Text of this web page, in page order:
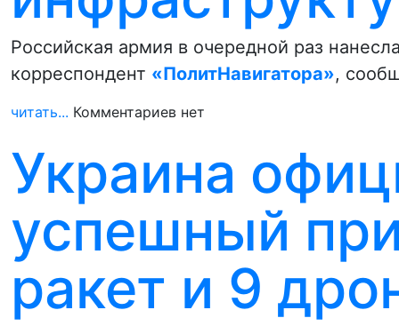
Российская армия в очередной раз
корреспондент «ПолитНавигатора»,
читать... Комментариев нет
Украина
успешный
ракет и 9